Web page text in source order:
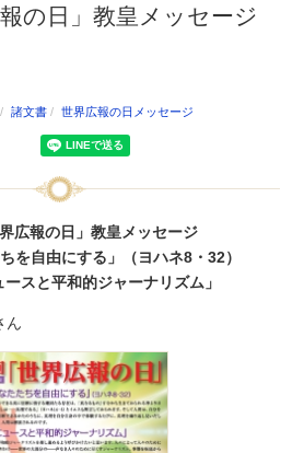
の日」教皇メッセージ
諸文書 世界広報の日メッセージ
広報の日」教皇メッセージ
を自由にする」（ヨハネ8・32）
ースと平和的ジャーナリズム」
ん